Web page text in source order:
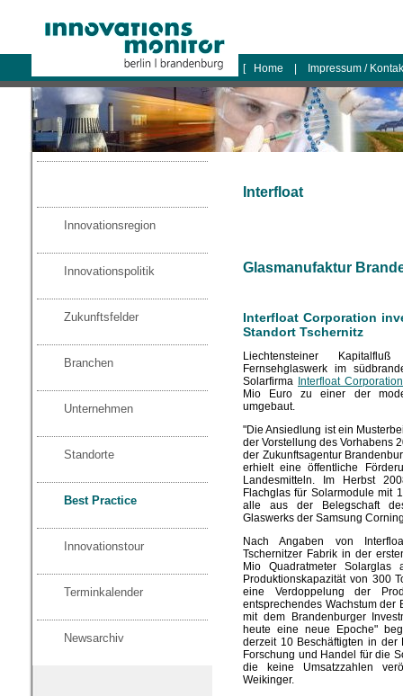
logo
[ Home Impressum /
Innovationsregion
Innovationspolitik
Zukunftsfelder
Branchen
Unternehmen
Standorte
Best Practice
Innovationstour
Terminkalender
Newsarchiv
Interfloat
Glasmanufaktur
Interfloat Corporation
Standort Tschernitz
Liechtensteiner
Fernsehglaswerk im
Solarfirma Interfloat Corporation
Mio Euro zu einer der
umgebaut.
"Die Ansiedlung ist ein
der Vorstellung des Vorhabens
der Zukunftsagentur
erhielt eine öffentliche
Landesmitteln. Im Herbst
Flachglas für Solarmodule mit
alle aus der Belegschaft
Glaswerks der Samsung
Nach Angaben von
Tschernitzer Fabrik in der
Mio Quadratmeter Solarglas
Produktionskapazität von 300
eine Verdoppelung der
entsprechendes Wachstum der
mit dem Brandenburger
heute eine neue Epoche"
derzeit 10 Beschäftigten in
Forschung und Handel für die
die keine Umsatzzahlen
Weikinger.